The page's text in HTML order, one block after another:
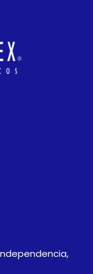
en los que
limpia y pulida